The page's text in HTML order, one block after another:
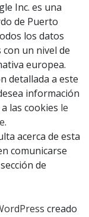
Inc. es una
de Puerto
los datos
un nivel de
europea.
detallada a este
información
las cookies le
.
acerca de esta
comunicarse
de
creado